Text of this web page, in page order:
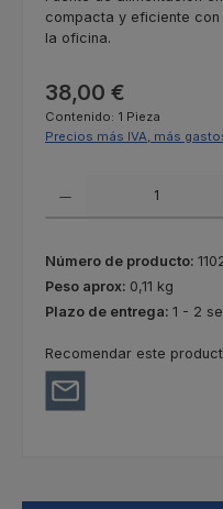
compacta y eficiente con
la oficina.
Precio normal:
38,00 €
Contenido: 1 Pieza
Precios más IVA, más
Número de producto:
Peso aprox: 0,11 kg
Plazo de entrega: 1 - 2
Recomendar este